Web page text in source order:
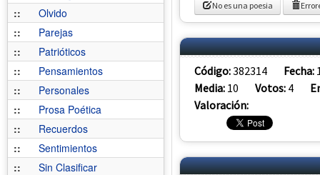
::
Olvido
::
Parejas
::
Patrióticos
::
Pensamientos
::
Personales
::
Prosa Poética
::
Recuerdos
::
Sentimientos
::
Sin Clasificar
No es una poesia
Código:382314 Fecha:
Media: 10 Votos: 4
Valoración: